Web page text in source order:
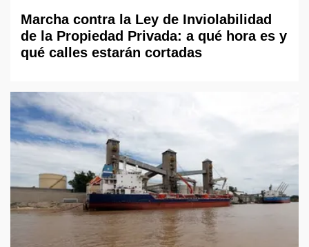
Marcha contra la Ley de Inviolabilidad
de la Propiedad Privada: a qué hora es y
qué calles estarán cortadas